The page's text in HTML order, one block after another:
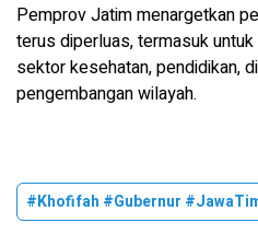
Pemprov Jatim menargetkan
terus diperluas, termasuk
sektor kesehatan, pendidikan,
pengembangan wilayah.
#Khofifah #Gubernur